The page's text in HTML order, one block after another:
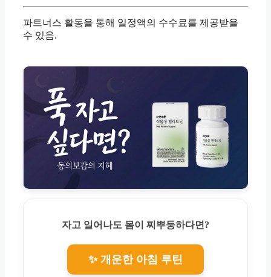
파트너스 활동을 통해 일정액의 수수료를 제공받을
수 있음.
자고 일어나도 몸이 찌뿌둥하다면?
✨ 개운한 아침 루틴